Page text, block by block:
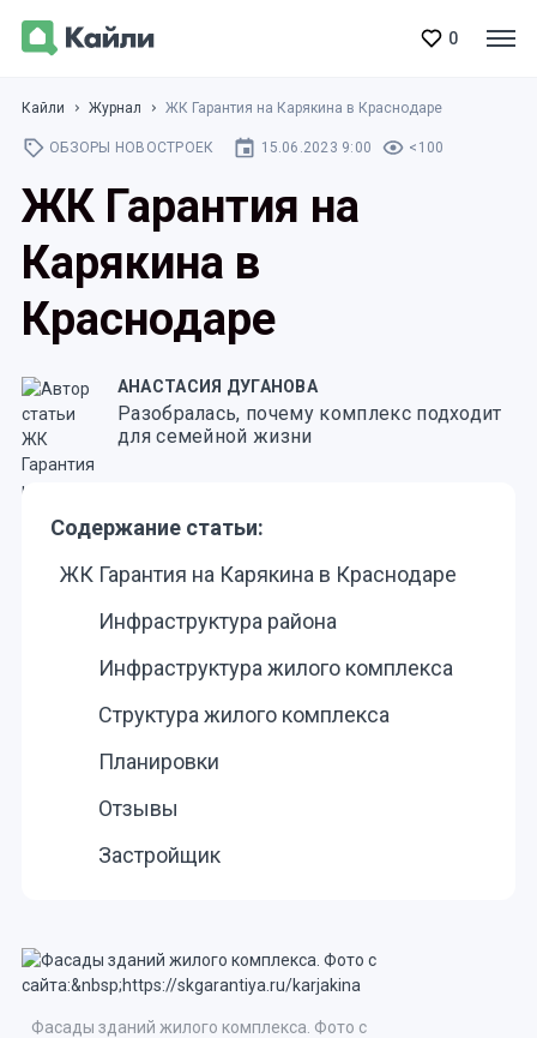
0
Кайли Журнал ЖК Гарантия на Карякина в Краснодаре
ОБЗОРЫ НОВОСТРОЕК 15.06.2023 9:00 <100
ЖК Гарантия на
Карякина в
Краснодаре
АНАСТАСИЯ ДУГАНОВА
Разобралась, почему комплекс подходит
для семейной жизни
Содержание статьи:
ЖК Гарантия на Карякина в Краснодаре
Инфраструктура района
Инфраструктура жилого комплекса
Структура жилого комплекса
Планировки
Отзывы
Застройщик
Фасады зданий жилого комплекса. Фото с